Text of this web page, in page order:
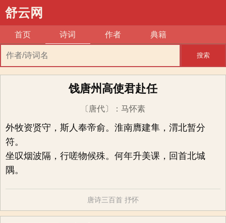
舒云网
首页 诗词 作者 典籍
搜索
饯唐州高使君赴任
〔唐代〕 ： 马怀素
外牧资贤守，斯人奉帝俞。淮南膺建隼，渭北暂分
符。
坐叹烟波隔，行嗟物候殊。何年升美课，回首北城
隅。
唐诗三百首 抒怀